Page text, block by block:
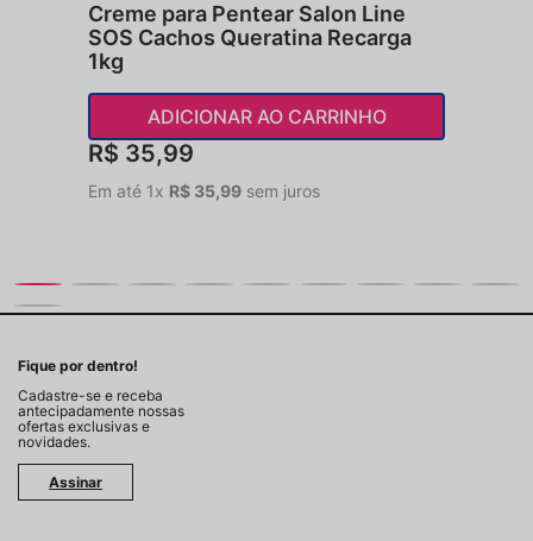
Creme para Pentear Salon Line
SOS Cachos Queratina Recarga
1kg
ADICIONAR AO CARRINHO
R$ 35,99
Em até 1x R$ 35,99 sem juros
Fique por dentro!
Cadastre-se e receba
antecipadamente nossas
ofertas exclusivas e
novidades.
Assinar